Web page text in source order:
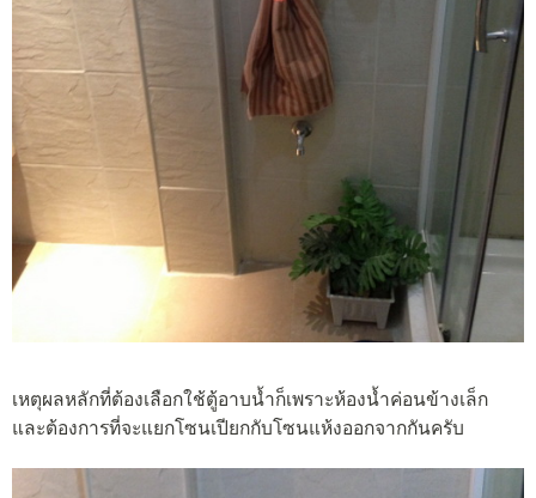
เหตุผลหลักที่ต้องเลือกใช้ตู้อาบน้ำก็เพราะห้องน้ำค่อนข้างเล็ก
และต้องการที่จะแยกโซนเปียกกับโซนแห้งออกจากกันครับ